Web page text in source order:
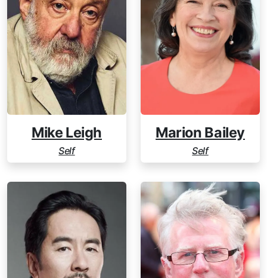
Mike Leigh
Self
Marion Bailey
Self